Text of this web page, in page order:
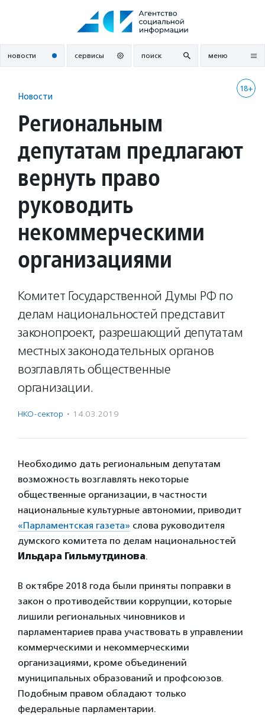
новости сервисы поиск меню
18+
Новости
Региональным
депутатам предлагают
вернуть право
руководить
некоммерческими
организациями
Комитет Государственной Думы РФ по
делам национальностей представит
законопроект, разрешающий депутатам
местных законодательных органов
возглавлять общественные
организации.
НКО-сектор · 14.03.2019
Необходимо дать региональным депутатам
возможность возглавлять некоторые
общественные организации, в частности
национальные культурные автономии, приводит
«Парламентская газета» слова руководителя
думского комитета по делам национальностей
Ильдара Гильмутдинова.
В октябре 2018 года были приняты поправки в
закон о противодействии коррупции, которые
лишили региональных чиновников и
парламентариев права участвовать в управлении
коммерческими и некоммерческими
организациями, кроме объединений
муниципальных образований и профсоюзов.
Подобным правом обладают только
федеральные парламентарии.